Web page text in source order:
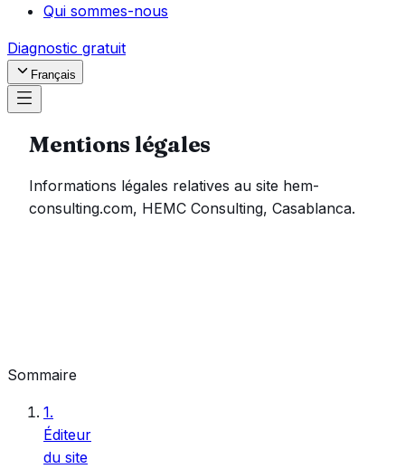
Qui sommes-nous
Diagnostic gratuit
Français
Mentions légales
Informations légales relatives au site hem-
consulting.com, HEMC Consulting, Casablanca.
Sommaire
1.
Éditeur
du site